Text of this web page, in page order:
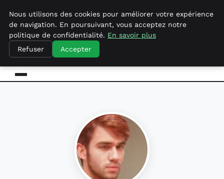
empirenewswire
Actualités Business pour la France
Nous utilisons des cookies pour améliorer votre expérience
de navigation. En poursuivant, vous acceptez notre
politique de confidentialité. En savoir plus
Refuser
Accepter